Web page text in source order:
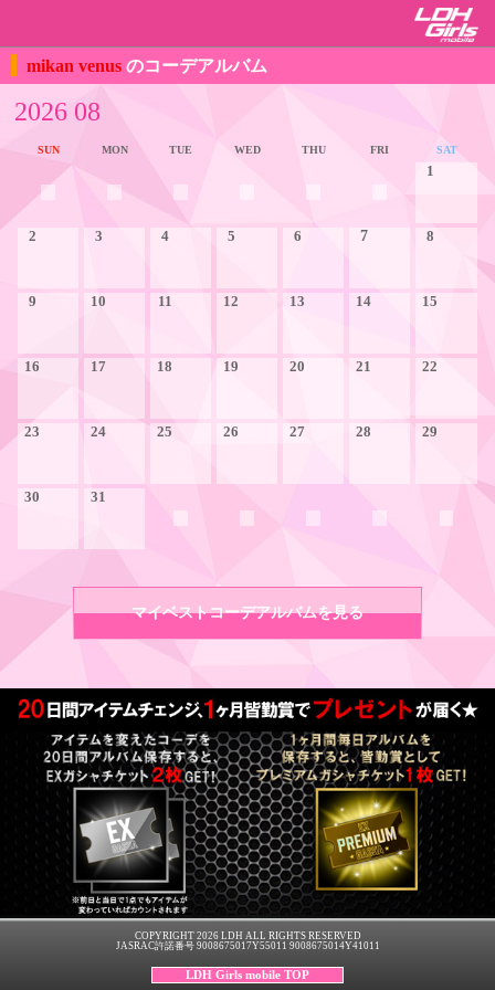
mikan venus のコーデアルバム
2026 08
SUN MON TUE WED THU FRI SAT
1
2 3 4 5 6 7 8
9 10 11 12 13 14 15
16 17 18 19 20 21 22
23 24 25 26 27 28 29
30 31
マイベストコーデアルバムを見る
COPYRIGHT 2026 LDH ALL RIGHTS RESERVED
JASRAC許諾番号 9008675017Y55011 9008675014Y41011
LDH Girls mobile TOP